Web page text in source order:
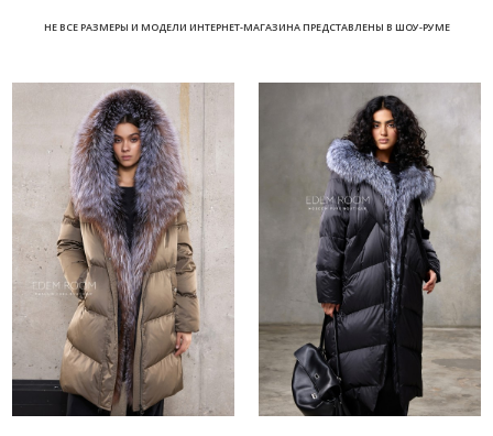
НЕ ВСЕ РАЗМЕРЫ И МОДЕЛИ ИНТЕРНЕТ-МАГАЗИНА ПРЕДСТАВЛЕНЫ В ШОУ-РУМЕ